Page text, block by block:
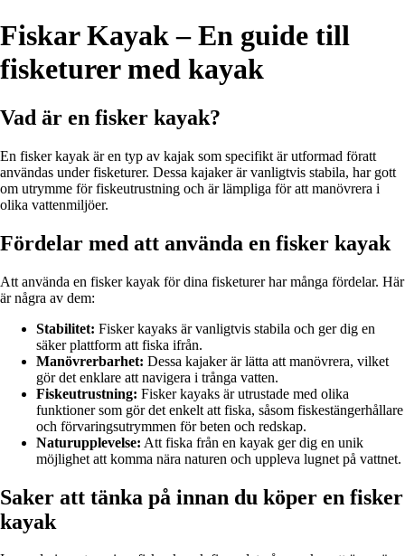
Fiskar Kayak – En guide till
fisketurer med kayak
Vad är en fisker kayak?
En fisker kayak är en typ av kajak som specifikt är utformad föratt
användas under fisketurer. Dessa kajaker är vanligtvis stabila, har gott
om utrymme för fiskeutrustning och är lämpliga för att manövrera i
olika vattenmiljöer.
Fördelar med att använda en fisker kayak
Att använda en fisker kayak för dina fisketurer har många fördelar. Här
är några av dem:
Stabilitet: Fisker kayaks är vanligtvis stabila och ger dig en
säker plattform att fiska ifrån.
Manövrerbarhet: Dessa kajaker är lätta att manövrera, vilket
gör det enklare att navigera i trånga vatten.
Fiskeutrustning: Fisker kayaks är utrustade med olika
funktioner som gör det enkelt att fiska, såsom fiskestängerhållare
och förvaringsutrymmen för beten och redskap.
Naturupplevelse: Att fiska från en kayak ger dig en unik
möjlighet att komma nära naturen och uppleva lugnet på vattnet.
Saker att tänka på innan du köper en fisker
kayak